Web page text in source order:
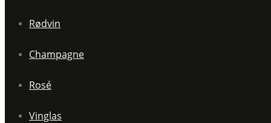
Rødvin
Champagne
Rosé
Vinglas